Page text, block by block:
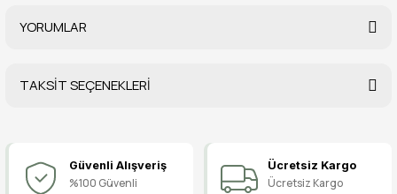
YORUMLAR
Yorum Yaz
TAKSİT SEÇENEKLERİ
Güvenli Alışveriş
%100 Güvenli
Ücretsiz Kargo
Ücretsiz Kargo